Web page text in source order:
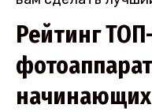
Рейтинг